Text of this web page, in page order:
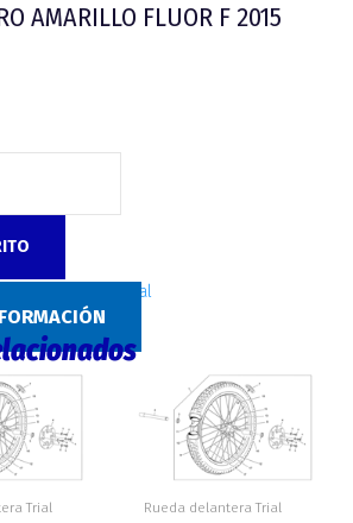
AMARILLO FLUOR F 2015
Rueda delantera Trial
Trial Rueda delantera Trial